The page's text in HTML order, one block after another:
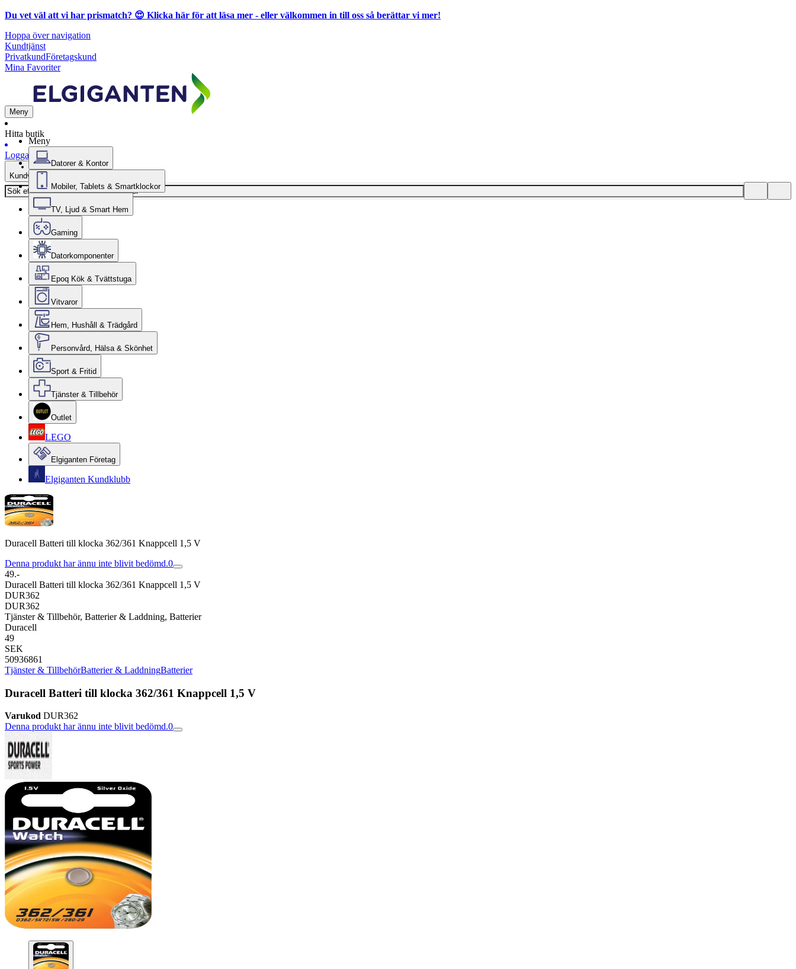
Du vet väl att vi har prismatch? 😍 Klicka här för att läsa mer - eller välkommen in till oss så berättar vi mer!
Hoppa över navigation
Kundtjänst
PrivatkundFöretagskund
Mina Favoriter
Meny
Hitta butik
Logga in
Kundvagn
Meny
Datorer & Kontor
Mobiler, Tablets & Smartklockor
TV, Ljud & Smart Hem
Gaming
Datorkomponenter
Epoq Kök & Tvättstuga
Vitvaror
Hem, Hushåll & Trädgård
Personvård, Hälsa & Skönhet
Sport & Fritid
Tjänster & Tillbehör
Outlet
LEGO
Elgiganten Företag
Elgiganten Kundklubb
Duracell Batteri till klocka 362/361 Knappcell 1,5 V
Denna produkt har ännu inte blivit bedömd.0
49.-
Duracell Batteri till klocka 362/361 Knappcell 1,5 V
DUR362
DUR362
Tjänster & Tillbehör, Batterier & Laddning, Batterier
Duracell
49
SEK
50936861
Tjänster & TillbehörBatterier & LaddningBatterier
Duracell Batteri till klocka 362/361 Knappcell 1,5 V
Varukod DUR362
Denna produkt har ännu inte blivit bedömd.0